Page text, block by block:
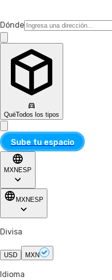
Dónde
QuéTodos los tipos
Sube tu espacio
MXN ESP
MXN ESP
Divisa
USD MXN
Idioma